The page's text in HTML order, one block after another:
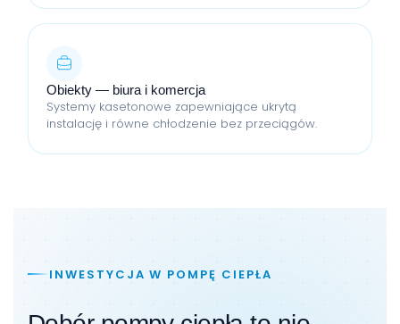
Obiekty — biura i komercja
Systemy kasetonowe zapewniające ukrytą
instalację i równe chłodzenie bez przeciągów.
INWESTYCJA W POMPĘ CIEPŁA